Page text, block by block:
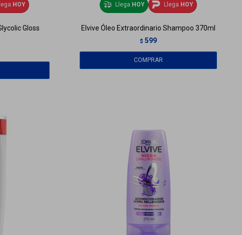
HOY
Gloss
Llega HOY Llega HOY
Elvive Óleo Extraordinario Shampoo 370ml
$ 599